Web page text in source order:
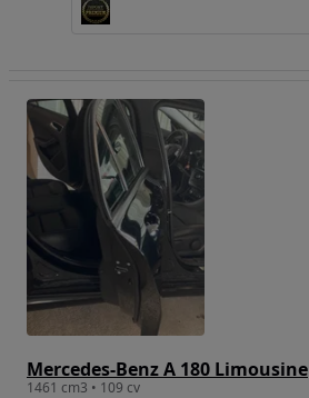
Mercedes-Benz A 180 Limousine
1461 cm3 • 109 cv